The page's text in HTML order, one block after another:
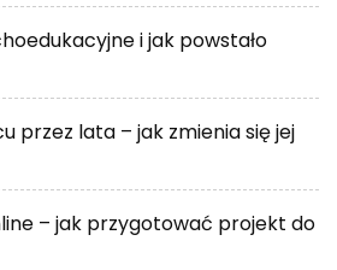
i jak powstało
przez lata – jak zmienia się jej
– jak przygotować projekt do